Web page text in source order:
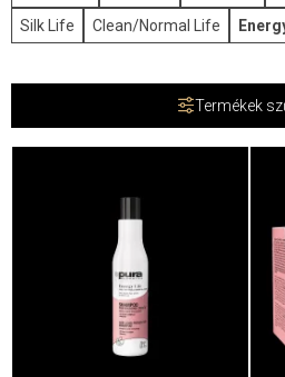
Silk Life
Clean/Normal Life
Termékek